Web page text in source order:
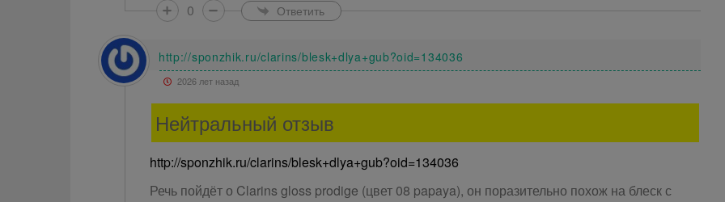
0
Ответить
http://sponzhik.ru/clarins/blesk+dlya+gub?oid=134036
2026 лет назад
Нейтральный отзыв
http://sponzhik.ru/clarins/blesk+dlya+gub?oid=134036
Речь пойдёт о Clarins gloss prodige (цвет 08 papaya), он поразительно похож на блеск с